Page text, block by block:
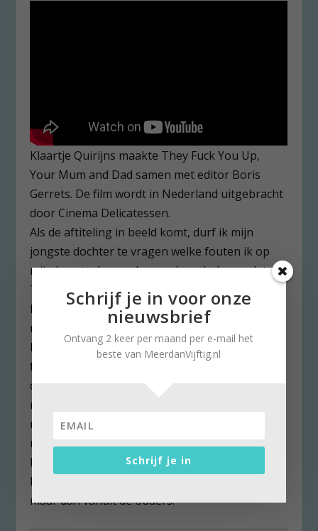
Klaartje Quirijns maakte They Fuck You Up,
Your Mum and Dad samen met editor Boris
Gerrets. De film wordt in Nederland uitgebracht
door Cinema Delicatessen.
Als de aftiteling in beeld komt, durf ik mijn
jongste dochter te vragen welke fouten ik op
mijn beurt als moeder aan haar heb nagelaten.
Tot mijn opluchting passen die in een nog
kleiner rugzakje dan de mijne. We zien de film
nadat ze nog een nacht in haar oude
kinderkamer heeft gelogeerd. Ze heeft een
feest in de buurt en het komt goed uit als ze
dan bij ons kan blijven slapen. Als ik om 3.15 u ’s
nachts wakker schiet en constateer dat ze nog
niet thuis is, kan ik daarna ouderwets de slaap
niet meer vatten. Totdat ik de sleutel in het slot
hoor. Misschien moet ‘They Fuck You Up, Your
Mum and Dad’ ook maar een vervolg krijgen,
maar dan vanuit de ouders.
Schrijf je in voor onze
nieuwsbrief
Ontvang 2 keer per maand per e-mail het
beste van MeerdanVijftig.nl
Schrijf je in